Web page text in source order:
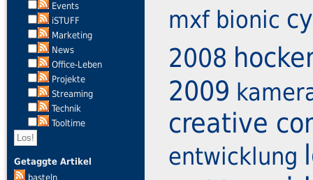
Events
iSTUFF
Marketing
News
Office-Leben
Projekte
Streaming
Technik
Tooltime
Getaggte Artikel
basteln
mxf bionic
2008
2009
creative
entwicklung